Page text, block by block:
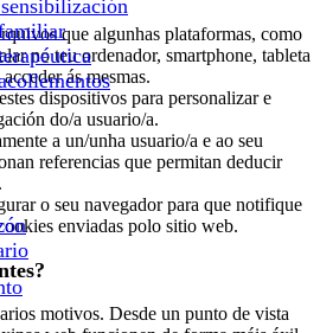
que algunhas plataformas, como
no teu ordenador, smartphone, tableta
ás mesmas.
dispositivos para personalizar e
do/a usuario/a.
a un/unha usuario/a e ao seu
referencias que permitan deducir
o seu navegador para que notifique
enviadas polo sitio web.
motivos. Desde un punto de vista